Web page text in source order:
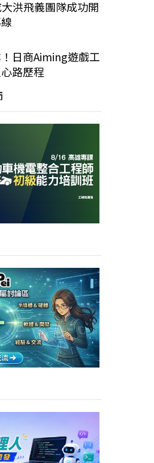
洪飛義團隊成功開
日商Aiming遊戲工
路歷程